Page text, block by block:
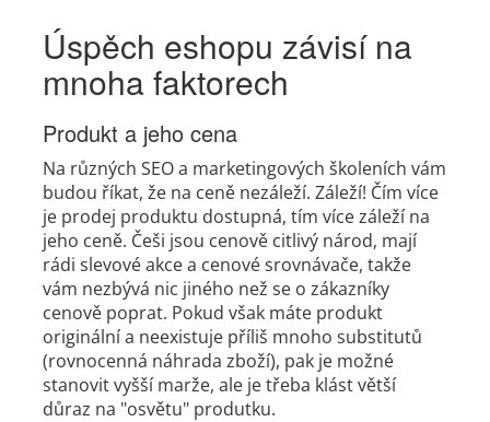
Úspěch eshopu závisí na
mnoha faktorech
Produkt a jeho cena
Na různých SEO a marketingových školeních vám
budou říkat, že na ceně nezáleží. Záleží! Čím více
je prodej produktu dostupná, tím více záleží na
jeho ceně. Češi jsou cenově citlivý národ, mají
rádi slevové akce a cenové srovnávače, takže
vám nezbývá nic jiného než se o zákazníky
cenově poprat. Pokud však máte produkt
originální a neexistuje příliš mnoho substitutů
(rovnocenná náhrada zboží), pak je možné
stanovit vyšší marže, ale je třeba klást větší
důraz na "osvětu" produtku.